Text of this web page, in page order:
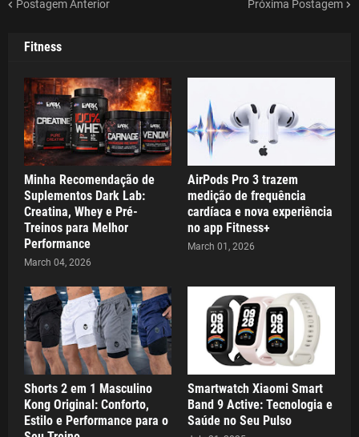
Postagem Anterior Próxima Postagem
Fitness
Minha Recomendação de
Suplementos Dark Lab:
Creatina, Whey e Pré-
Treinos para Melhor
Performance
March 04, 2026
AirPods Pro 3 trazem
medição de frequência
cardíaca e nova experiência
no app Fitness+
March 01, 2026
Shorts 2 em 1 Masculino
Kong Original: Conforto,
Estilo e Performance para o
Smartwatch Xiaomi Smart
Band 9 Active: Tecnologia e
Saúde no Seu Pulso